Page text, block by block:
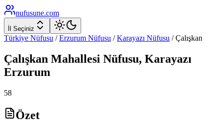
nufusune.com
İl Seçiniz
Türkiye Nüfusu / Erzurum Nüfusu / Karayazı Nüfusu /Çalışkan
Çalışkan Mahallesi Nüfusu, Karayazı
Erzurum
58
Özet